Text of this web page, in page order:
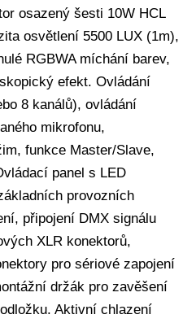
osazený šesti 10W HCL
osvětlení 5500 LUX (1m),
RGBWA míchání barev,
efekt. Ovládání
8 kanálů), ovládání
mikrofonu,
funkce Master/Slave,
panel s LED
provozních
připojení DMX signálu
XLR konektorů,
pro sériové zapojení
držák pro zavěšení
Aktivní chlazení